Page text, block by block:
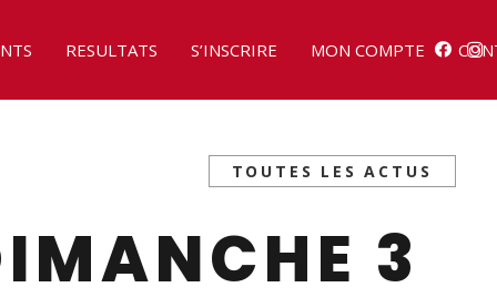
RESULTATS S’INSCRIRE MON COMPTE
TOUTES LES ACTUS
3